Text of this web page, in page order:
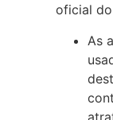
oficial
As